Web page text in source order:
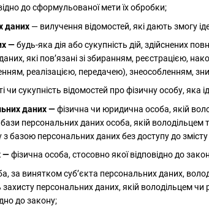
до сформульованої мети їх обробки;
даних — вилучення відомостей, які дають змогу
—будь-яка дія або сукупність дій, здійснених
які пов’язані зі збиранням, реєстрацією,
реалізацією, передачею), знеособленням,
чи сукупність відомостей про фізичну особу,
даних —фізична чи юридична особа, якій
персональних даних особа, якій
з базою персональних даних без доступу до
—фізична особа, стосовно якої відповідно до
за винятком суб’єкта персональних даних,
персональних даних, якій володільцем
до закону;